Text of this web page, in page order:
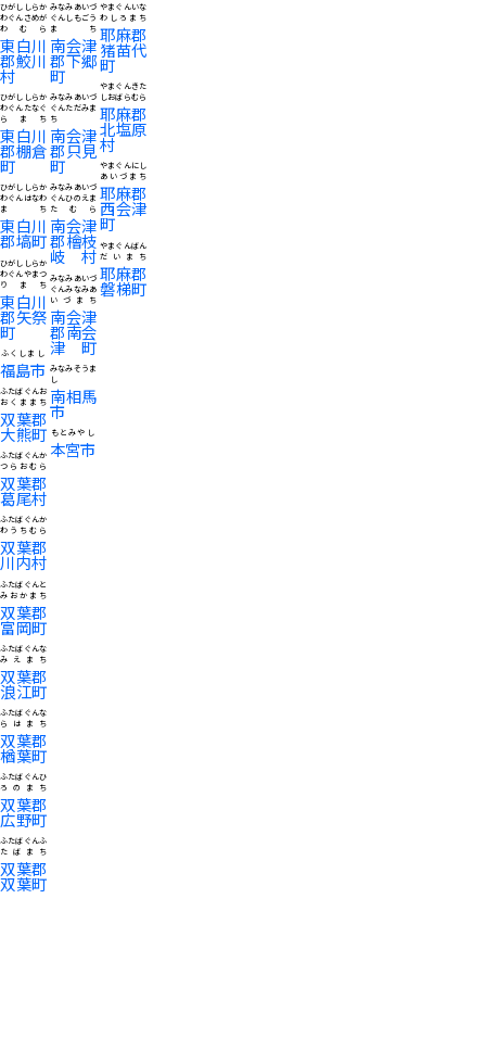
東白川
郡鮫川
村
ひがししらか
わぐんさめが
わむら
東白川
郡棚倉
町
ひがししらか
わぐんたなぐ
らまち
東白川
郡塙町
ひがししらか
わぐんはなわ
まち
東白川
郡矢祭
町
ひがししらか
わぐんやまつ
りまち
福島市
ふくしまし
双葉郡
大熊町
ふたばぐんお
おくままち
双葉郡
葛尾村
ふたばぐんか
つらおむら
双葉郡
川内村
ふたばぐんか
わうちむら
双葉郡
富岡町
ふたばぐんと
みおかまち
双葉郡
浪江町
ふたばぐんな
みえまち
双葉郡
楢葉町
ふたばぐんな
らはまち
双葉郡
広野町
ふたばぐんひ
ろのまち
双葉郡
双葉町
ふたばぐんふ
たばまち
南会津
郡下郷
町
みなみあいづ
ぐんしもごう
まち
南会津
郡只見
町
みなみあいづ
ぐんただみま
ち
南会津
郡檜枝
岐村
みなみあいづ
ぐんひのえま
たむら
南会津
郡南会
津町
みなみあいづ
ぐんみなみあ
いづまち
南相馬
市
みなみそうま
し
本宮市
もとみやし
耶麻郡
猪苗代
町
やまぐんいな
わしろまち
耶麻郡
北塩原
村
やまぐんきた
しおばらむら
耶麻郡
西会津
町
やまぐんにし
あいづまち
耶麻郡
磐梯町
やまぐんばん
だいまち